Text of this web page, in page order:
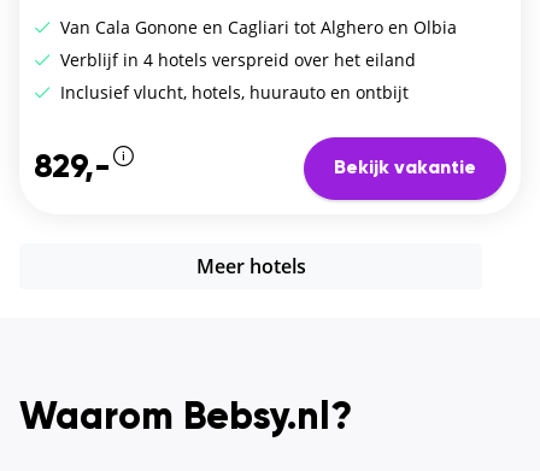
Van Cala Gonone en Cagliari tot Alghero en Olbia
Verblijf in 4 hotels verspreid over het eiland
Inclusief vlucht, hotels, huurauto en ontbijt
829,- Bekijk vakantie
Meer hotels
Waarom Bebsy.nl?